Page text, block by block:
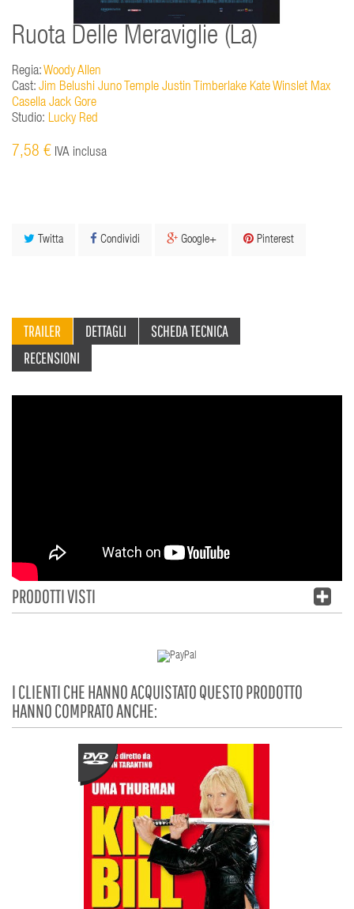
Ruota Delle Meraviglie (La)
Regia:Woody Allen
Cast: Jim Belushi Juno Temple Justin Timberlake Kate Winslet Max
Casella Jack Gore
Studio: Lucky Red
7,58 € IVA inclusa
Twitta Condividi Google+ Pinterest
TRAILER DETTAGLI
SCHEDA TECNICA
RECENSIONI
PRODOTTI VISTI
I CLIENTI CHE HANNO ACQUISTATO QUESTO PRODOTTO
HANNO COMPRATO ANCHE: